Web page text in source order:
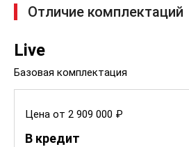
Отличие комплектаций
Live
Базовая комплектация
Цена от 2 909 000 ₽
В кредит